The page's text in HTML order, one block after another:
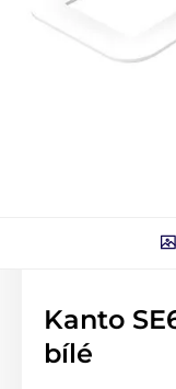
Kanto
bílé